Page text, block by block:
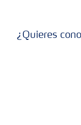
¿Quieres